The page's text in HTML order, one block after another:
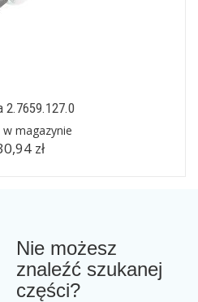
2.7659.127.0
w magazynie
zł
Nie możesz
znaleźć szukanej
części?